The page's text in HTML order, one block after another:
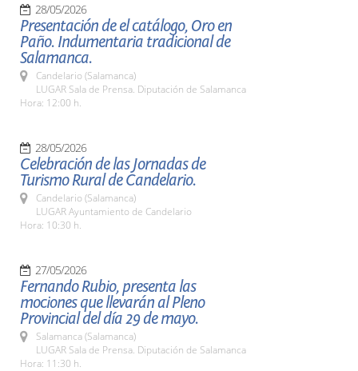
28/05/2026
Presentación de el catálogo, Oro en
Paño. Indumentaria tradicional de
Salamanca.
Candelario (Salamanca)
LUGAR Sala de Prensa. Diputación de Salamanca
Hora: 12:00 h.
28/05/2026
Celebración de las Jornadas de
Turismo Rural de Candelario.
Candelario (Salamanca)
LUGAR Ayuntamiento de Candelario
Hora: 10:30 h.
27/05/2026
Fernando Rubio, presenta las
mociones que llevarán al Pleno
Provincial del día 29 de mayo.
Salamanca (Salamanca)
LUGAR Sala de Prensa. Diputación de Salamanca
Hora: 11:30 h.